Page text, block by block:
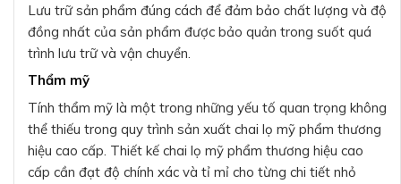
Lưu trữ sản phẩm đúng cách để đảm bảo chất lượng và độ
đồng nhất của sản phẩm được bảo quản trong suốt quá
trình lưu trữ và vận chuyển.
Thẩm mỹ
Tính thẩm mỹ là một trong những yếu tố quan trọng không
thể thiếu trong quy trình sản xuất chai lọ mỹ phẩm thương
hiệu cao cấp. Thiết kế chai lọ mỹ phẩm thương hiệu cao
cấp cần đạt độ chính xác và tỉ mỉ cho từng chi tiết nhỏ